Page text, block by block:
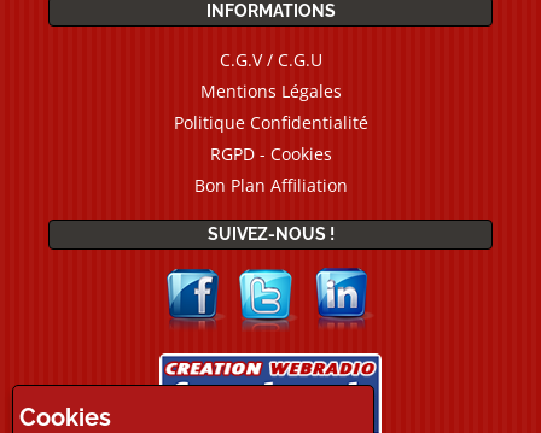
INFORMATIONS
C.G.V / C.G.U
Mentions Légales
Politique Confidentialité
RGPD - Cookies
Bon Plan Affiliation
SUIVEZ-NOUS !
Cookies